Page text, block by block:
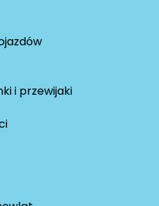
i przewijaki